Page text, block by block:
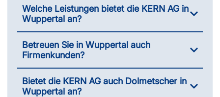
Welche Leistungen bietet die KERN AG in
Wuppertal an?
Betreuen Sie in Wuppertal auch
Firmenkunden?
Bietet die KERN AG auch Dolmetscher in
Wuppertal an?